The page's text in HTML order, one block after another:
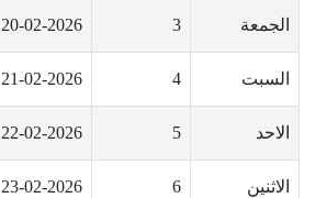
الجمعة 3
20-02-2026
السبت 4
21-02-2026
الاحد 5
22-02-2026
الاثنين 6
23-02-2026